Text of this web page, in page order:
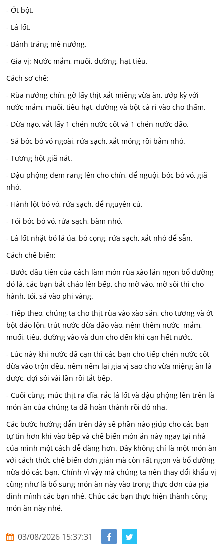
- Ớt bột.
- Lá lốt.
- Bánh tráng mè nướng.
- Gia vị: Nước mắm, muối, đường, hạt tiêu.
Cách sơ chế:
- Rùa nướng chín, gỡ lấy thịt xắt miếng vừa ăn, ướp kỹ với
nước mắm, muối, tiêu hạt, đường và bột cà ri vào cho thấm.
- Dừa nạo, vắt lấy 1 chén nước cốt và 1 chén nước dão.
- Sả bóc bỏ vỏ ngoài, rửa sạch, xắt mỏng rồi bằm nhỏ.
- Tương hột giã nát.
- Đậu phộng đem rang lên cho chín, để nguội, bóc bỏ vỏ, giã
nhỏ.
- Hành lột bỏ vỏ, rửa sạch, để nguyên củ.
- Tỏi bóc bỏ vỏ, rửa sạch, băm nhỏ.
- Lá lốt nhặt bỏ lá úa, bỏ cọng, rửa sạch, xắt nhỏ để sẵn.
Cách chế biến:
- Bước đầu tiên của cách làm món rùa xào lăn ngon bổ dưỡng
đó là, các bạn bắt chảo lên bếp, cho mỡ vào, mỡ sôi thì cho
hành, tỏi, sả vào phi vàng.
- Tiếp theo, chúng ta cho thịt rùa vào xào săn, cho tương và ớt
bột đảo lộn, trút nước dừa dão vào, nêm thêm nước mắm,
muối, tiêu, đường vào và đun cho đến khi cạn hết nước.
- Lúc này khi nước đã cạn thì các bạn cho tiếp chén nước cốt
dừa vào trộn đều, nêm nếm lại gia vị sao cho vừa miệng ăn là
được, đợi sôi vài lần rồi tắt bếp.
- Cuối cùng, múc thịt ra đĩa, rắc lá lốt và đậu phộng lên trên là
món ăn của chúng ta đã hoàn thành rồi đó nha.
Các bước hướng dẫn trên đây sẽ phần nào giúp cho các bạn
tự tin hơn khi vào bếp và chế biến món ăn này ngay tại nhà
của mình một cách dễ dàng hơn. Đây không chỉ là một món ăn
với cách thức chế biến đơn giản mà còn rất ngon và bổ dưỡng
nữa đó các bạn. Chính vì vậy mà chúng ta nên thay đổi khẩu vị
cũng như là bổ sung món ăn này vào trong thực đơn của gia
đình mình các bạn nhé. Chúc các bạn thực hiện thành công
món ăn này nhé.
03/08/2026 15:37:31